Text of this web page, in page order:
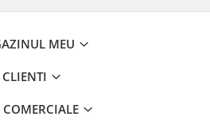
MEU
CLIENTI
COMERCIALE